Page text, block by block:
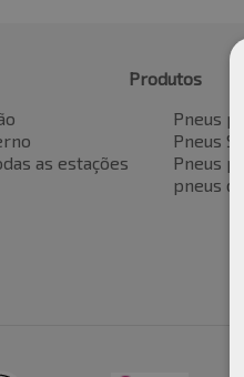
as estações
Produtos
Pneus
Pneus
Pneus
pneus